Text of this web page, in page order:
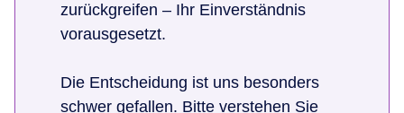
zurückgreifen – Ihr Einverständnis
vorausgesetzt.
Die Entscheidung ist uns besonders
schwer gefallen. Bitte verstehen Sie